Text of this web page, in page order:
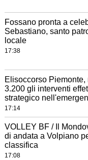
Fossano pronta a
Sebastiano, santo
locale
17:38
Elisoccorso
3.200 gli interventi
strategico
17:14
VOLLEY BF / Il
di andata a Volpiano
classifica
17:08